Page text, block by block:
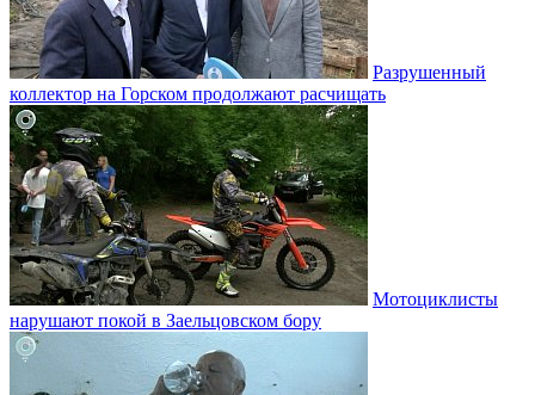
Разрушенный
коллектор на Горском продолжают расчищать
Мотоциклисты
нарушают покой в Заельцовском бору